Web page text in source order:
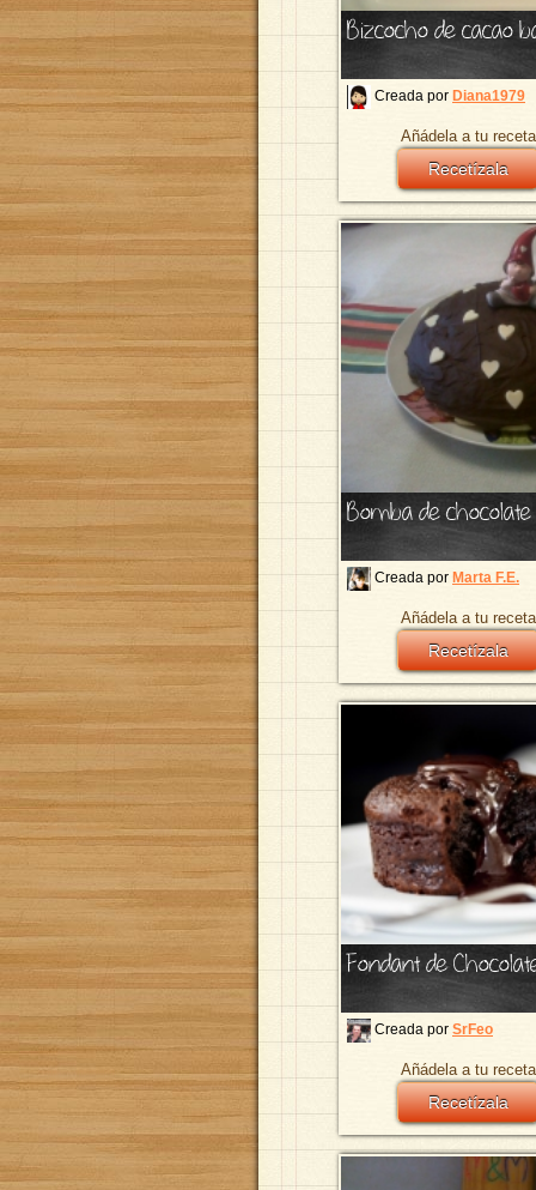
Bizcocho de cacao
Creada por Diana1979
Añádela a tu
Recetízala
Bomba de
Creada por Marta F.E.
Añádela a tu
Recetízala
Fondant de
Creada por SrFeo
Añádela a tu
Recetízala